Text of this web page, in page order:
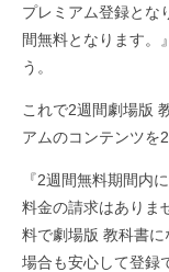
プレミアム登録とな
間無料となります。
う。
これで2週間劇場版
アムのコンテンツを
『2週間無料期間内
料金の請求はありま
料で劇場版 教科書
場合も安心して登録